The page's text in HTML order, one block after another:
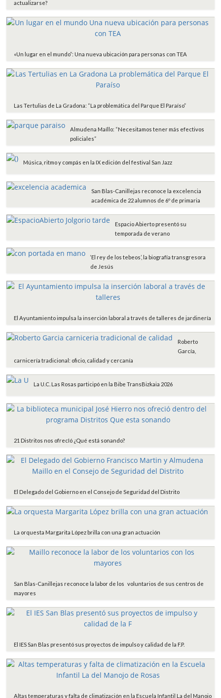
actualizarse?
«Un lugar en el mundo”: Una nueva ubicación para personas con TEA
Las Tertulias de La Gradona: “La problemática del Parque El Paraíso”
Almudena Maíllo: “Necesitamos tener más efectivos
policiales”
Música, ritmo y compás en la IX edición del festival San Jazz
San Blas-Canillejas reconoce la excelencia
académica de 22 alumnos de 6º de primaria
Espacio Abierto presentó su
temporada de verano
‘El rey de los tebeos’, la biografía transgresora
de Jesús
El Ayuntamiento impulsa la inserción laboral a través de talleres de jardinería
Roberto
García,
carnicería tradicional: oficio, calidad y cercanía
La U.C. Las Rosas participó en la Bibe TransBizkaia 2026
21 Distritos nos ofrecIó ¿Qué está sonando?
El Delegado del Gobierno en el Consejo de Seguridad del Distrito
La orquesta Margarita López brilla con una gran actuación
San Blas-Canillejas reconoce la labor de los voluntarios de sus centros de
mayores
El IES San Blas presentó sus proyectos de impulso y calidad de la F.P.
Altas temperaturas y falta de climatización en la Escuela Infantil La del Manojo